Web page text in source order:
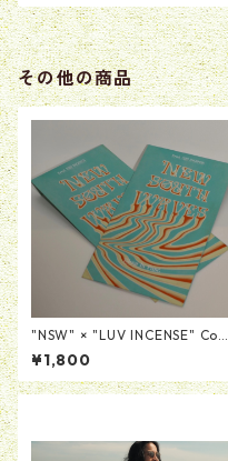
その他の商品
"NSW" × "LUV INCENSE" Coll
aboration Incense
¥1,800